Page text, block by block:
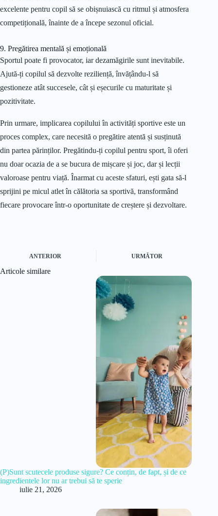
excelente pentru copil să se obișnuiască cu ritmul și atmosfera
competițională, înainte de a începe sezonul oficial.
9. Pregătirea mentală și emoțională
Sportul poate fi provocator, iar dezamăgirile sunt inevitabile.
Ajută-ți copilul să dezvolte reziliență, învățându-l să
gestioneze atât succesele, cât și eșecurile cu maturitate și
pozitivitate.
Prin urmare, implicarea copilului în activități sportive este un
proces complex, care necesită o pregătire atentă și susținută
din partea părinților. Pregătindu-ți copilul pentru sport, îi oferi
nu doar ocazia de a se bucura de mișcare și joc, dar și lecții
valoroase pentru viață. Înarmat cu aceste sfaturi, ești gata să-l
sprijini pe micul atlet în călătoria sa sportivă, transformând
fiecare provocare într-o oportunitate de creștere și dezvoltare.
ANTERIOR URMĂTOR
Articole similare
(P)Sunt scutecele produse sigure? Ce conțin, de fapt, și de ce
ingredientele lor nu ar trebui să te sperie
iulie 21, 2026